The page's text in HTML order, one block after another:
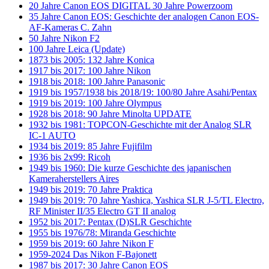
20 Jahre Canon EOS DIGITAL 30 Jahre Powerzoom
35 Jahre Canon EOS: Geschichte der analogen Canon EOS-
AF-Kameras C. Zahn
50 Jahre Nikon F2
100 Jahre Leica (Update)
1873 bis 2005: 132 Jahre Konica
1917 bis 2017: 100 Jahre Nikon
1918 bis 2018: 100 Jahre Panasonic
1919 bis 1957/1938 bis 2018/19: 100/80 Jahre Asahi/Pentax
1919 bis 2019: 100 Jahre Olympus
1928 bis 2018: 90 Jahre Minolta UPDATE
1932 bis 1981: TOPCON-Geschichte mit der Analog SLR
IC-1 AUTO
1934 bis 2019: 85 Jahre Fujifilm
1936 bis 2x99: Ricoh
1949 bis 1960: Die kurze Geschichte des japanischen
Kameraherstellers Aires
1949 bis 2019: 70 Jahre Praktica
1949 bis 2019: 70 Jahre Yashica, Yashica SLR J-5/TL Electro,
RF Minister II/35 Electro GT II analog
1952 bis 2017: Pentax (D)SLR Geschichte
1955 bis 1976/78: Miranda Geschichte
1959 bis 2019: 60 Jahre Nikon F
1959-2024 Das Nikon F-Bajonett
1987 bis 2017: 30 Jahre Canon EOS